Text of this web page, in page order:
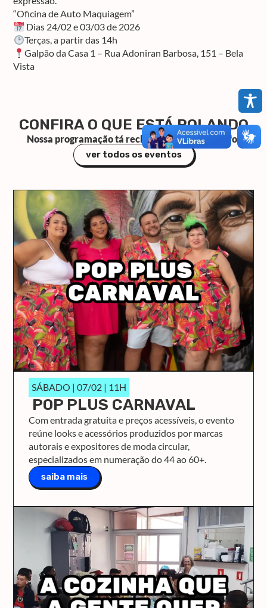
“Oficina de Auto Maquiagem”
Dias 24/02 e 03/03 de 2026
Terças, a partir das 14h
Galpão da Casa 1 – Rua Adoniran Barbosa, 151 – Bela
Vista
CONFIRA O QUE ESTÁ ROLANDO
Nossa programação tá recheada de eventos bafo!
ver todos os eventos
SÁBADO | 07/02 | 11H
POP PLUS CARNAVAL
Com entrada gratuita e preços acessíveis, o evento
reúne looks e acessórios produzidos por marcas
autorais e expositores de moda circular,
especializados em numeração do 44 ao 60+.
saiba mais